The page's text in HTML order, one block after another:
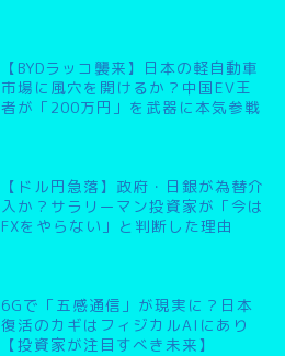
【BYDラッコ襲来】日本の軽自動車
市場に風穴を開けるか？中国EV王
者が「200万円」を武器に本気参戦
【ドル円急落】政府・日銀が為替介
入か？サラリーマン投資家が「今は
FXをやらない」と判断した理由
6Gで「五感通信」が現実に？日本
復活のカギはフィジカルAIにあり
【投資家が注目すべき未来】